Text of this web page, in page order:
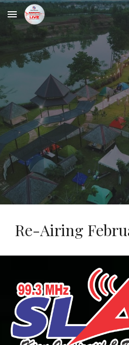
Skip to main content
Re-Airing